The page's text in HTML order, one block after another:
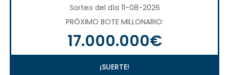
Sorteo del día 11-08-2026
PRÓXIMO BOTE MILLONARIO:
17.000.000€
¡SUERTE!